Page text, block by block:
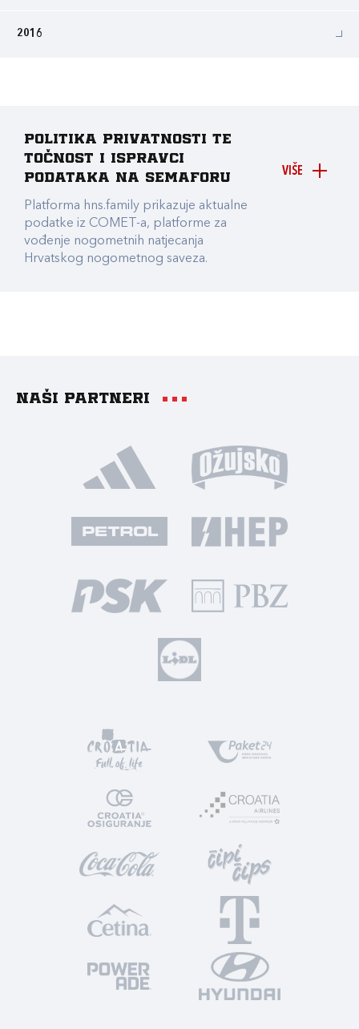
2016
VIŠE
Politika privatnosti te
točnost i ispravci
podataka na Semaforu
Platforma hns.family prikazuje aktualne
podatke iz COMET-a, platforme za
vođenje nogometnih natjecanja
Hrvatskog nogometnog saveza.
Naši partneri